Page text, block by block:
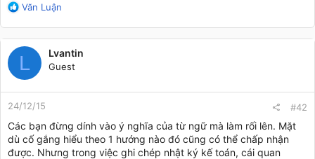
R
a
c
t
i
o
n
s
Văn Luận
L Lvantin
Guest
24/12/15 #42
Các bạn đừng dính vào ý nghĩa của từ ngữ mà làm rối lên. Mặt
dù cố gắng hiểu theo 1 hướng nào đó cũng có thể chấp nhận
được. Nhưng trong việc ghi chép nhật ký kế toán, cái quan